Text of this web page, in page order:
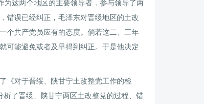
这两个地区的主要领导者，参与领导了两
错误已经纠正，毛泽东对晋绥地区的土改
个共产党员应有的态度。倘若这二、三年
可能避免或者及早得到纠正。于是他决定
《对于晋绥、陕甘宁土改整党工作的检
了晋绥、陕甘宁两区土改整党的过程、错